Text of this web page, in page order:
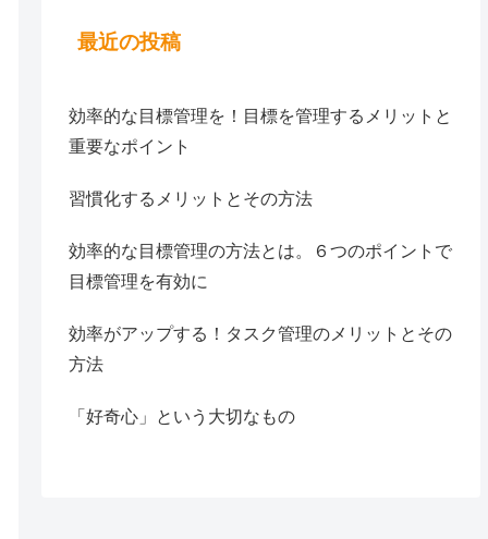
最近の投稿
効率的な目標管理を！目標を管理するメリットと
重要なポイント
習慣化するメリットとその方法
効率的な目標管理の方法とは。６つのポイントで
目標管理を有効に
効率がアップする！タスク管理のメリットとその
方法
「好奇心」という大切なもの